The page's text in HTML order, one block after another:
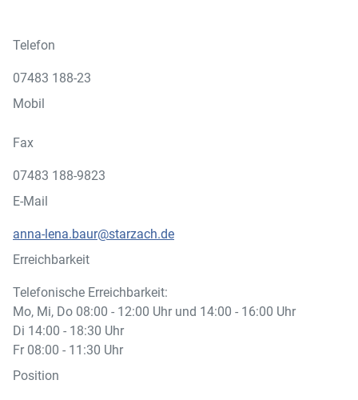
Telefon
07483 188-23
Mobil
Fax
07483 188-9823
E-Mail
anna-lena.baur@starzach.de
Erreichbarkeit
Telefonische Erreichbarkeit:
Mo, Mi, Do 08:00 - 12:00 Uhr und 14:00 - 16:00 Uhr
Di 14:00 - 18:30 Uhr
Fr 08:00 - 11:30 Uhr
Position